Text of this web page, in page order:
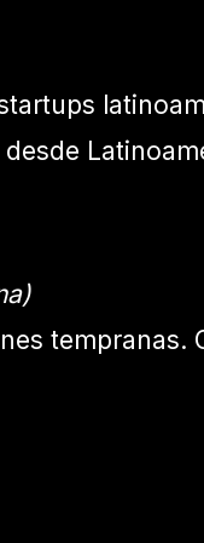
tempranas.